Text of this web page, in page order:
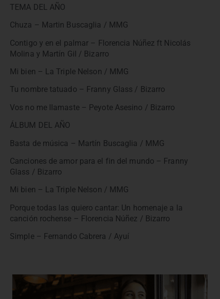
TEMA DEL AÑO
Chuza – Martin Buscaglia / MMG
Contigo y en el palmar – Florencia Núñez ft Nicolás
Molina y Martín Gil / Bizarro
Mi bien – La Triple Nelson / MMG
Tu nombre tatuado – Franny Glass / Bizarro
Vos no me llamaste – Peyote Asesino / Bizarro
ÁLBUM DEL AÑO
Basta de música – Martín Buscaglia / MMG
Canciones de amor para el fin del mundo – Franny
Glass / Bizarro
Mi bien – La Triple Nelson / MMG
Porque todas las quiero cantar: Un homenaje a la
canción rochense – Florencia Núñez / Bizarro
Simple – Fernando Cabrera / Ayuí